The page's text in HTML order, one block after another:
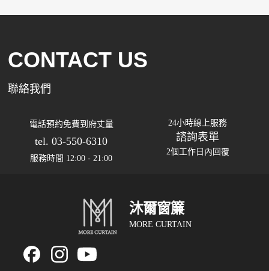
CONTACT US
聯絡我們
電話預約免費到府丈量
tel. 03-550-6310
服務時間 12:00 - 21:00
24小時線上服務
諮詢表單
2個工作日內回覆
沐爾窗簾
MORE CURTAIN